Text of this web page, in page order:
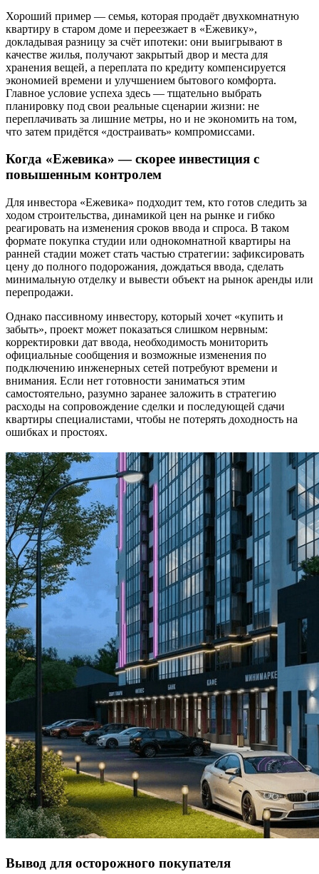
Хороший пример — семья, которая продаёт двухкомнатную
квартиру в старом доме и переезжает в «Ежевику»,
докладывая разницу за счёт ипотеки: они выигрывают в
качестве жилья, получают закрытый двор и места для
хранения вещей, а переплата по кредиту компенсируется
экономией времени и улучшением бытового комфорта.
Главное условие успеха здесь — тщательно выбрать
планировку под свои реальные сценарии жизни: не
переплачивать за лишние метры, но и не экономить на том,
что затем придётся «достраивать» компромиссами.
Когда «Ежевика» — скорее инвестиция с
повышенным контролем
Для инвестора «Ежевика» подходит тем, кто готов следить за
ходом строительства, динамикой цен на рынке и гибко
реагировать на изменения сроков ввода и спроса. В таком
формате покупка студии или однокомнатной квартиры на
ранней стадии может стать частью стратегии: зафиксировать
цену до полного подорожания, дождаться ввода, сделать
минимальную отделку и вывести объект на рынок аренды или
перепродажи.
Однако пассивному инвестору, который хочет «купить и
забыть», проект может показаться слишком нервным:
корректировки дат ввода, необходимость мониторить
официальные сообщения и возможные изменения по
подключению инженерных сетей потребуют времени и
внимания. Если нет готовности заниматься этим
самостоятельно, разумно заранее заложить в стратегию
расходы на сопровождение сделки и последующей сдачи
квартиры специалистами, чтобы не потерять доходность на
ошибках и простоях.
Вывод для осторожного покупателя